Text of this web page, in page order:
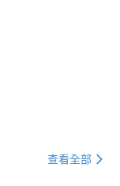
查看全部